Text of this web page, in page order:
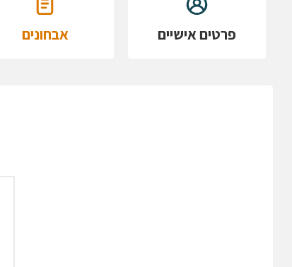
פרטים אישיים אבחונים